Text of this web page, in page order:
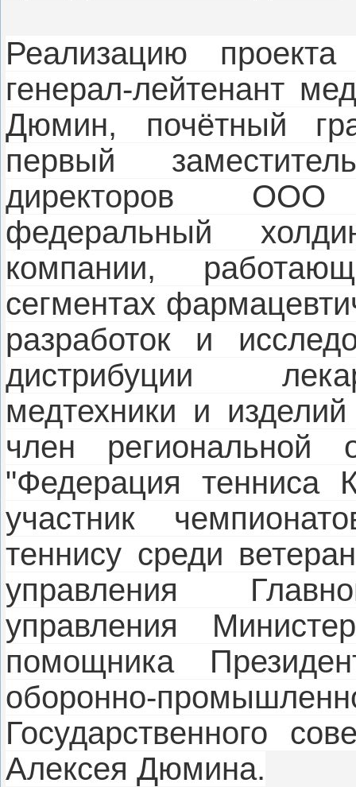
Реализацию
генерал-лейтенант
Дюмин, почётный
первый
директоров
федеральный
компании,
сегментах
разработок и
дистрибуции
медтехники и
член региональной
"Федерация тенниса
участник
теннису среди
управления
управления
помощника
оборонно-
Государственного
Алексея Дюмина.